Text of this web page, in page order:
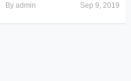
Byadmin Sep 9, 2019